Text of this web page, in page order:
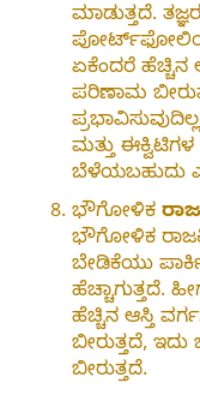
ಮಾಡುತ್ತದೆ.
ಏಕೆಂದರೆ
ಪರಿಣಾಮ
ಮತ್ತು
ಬೆಳೆಯಬಹುದು
ಭೌಗೋಳಿಕ
ಭೌಗೋಳಿಕ
ಬೇಡಿಕೆಯು
ಹೆಚ್ಚಾಗುತ್ತದೆ.
ಹೆಚ್ಚಿನ ಆಸ್ತಿ
ಬೀರುತ್ತದೆ,
ಬೀರುತ್ತದೆ.